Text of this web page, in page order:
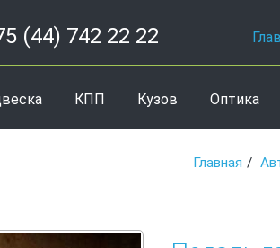
(44) 742 22 22
КПП Кузов Оптика
Главная